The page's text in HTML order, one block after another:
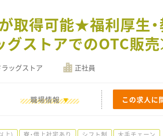
取得可能★福利厚生
ストアでのOTC販
ラッグストア 正社員
職場情報 この求人に